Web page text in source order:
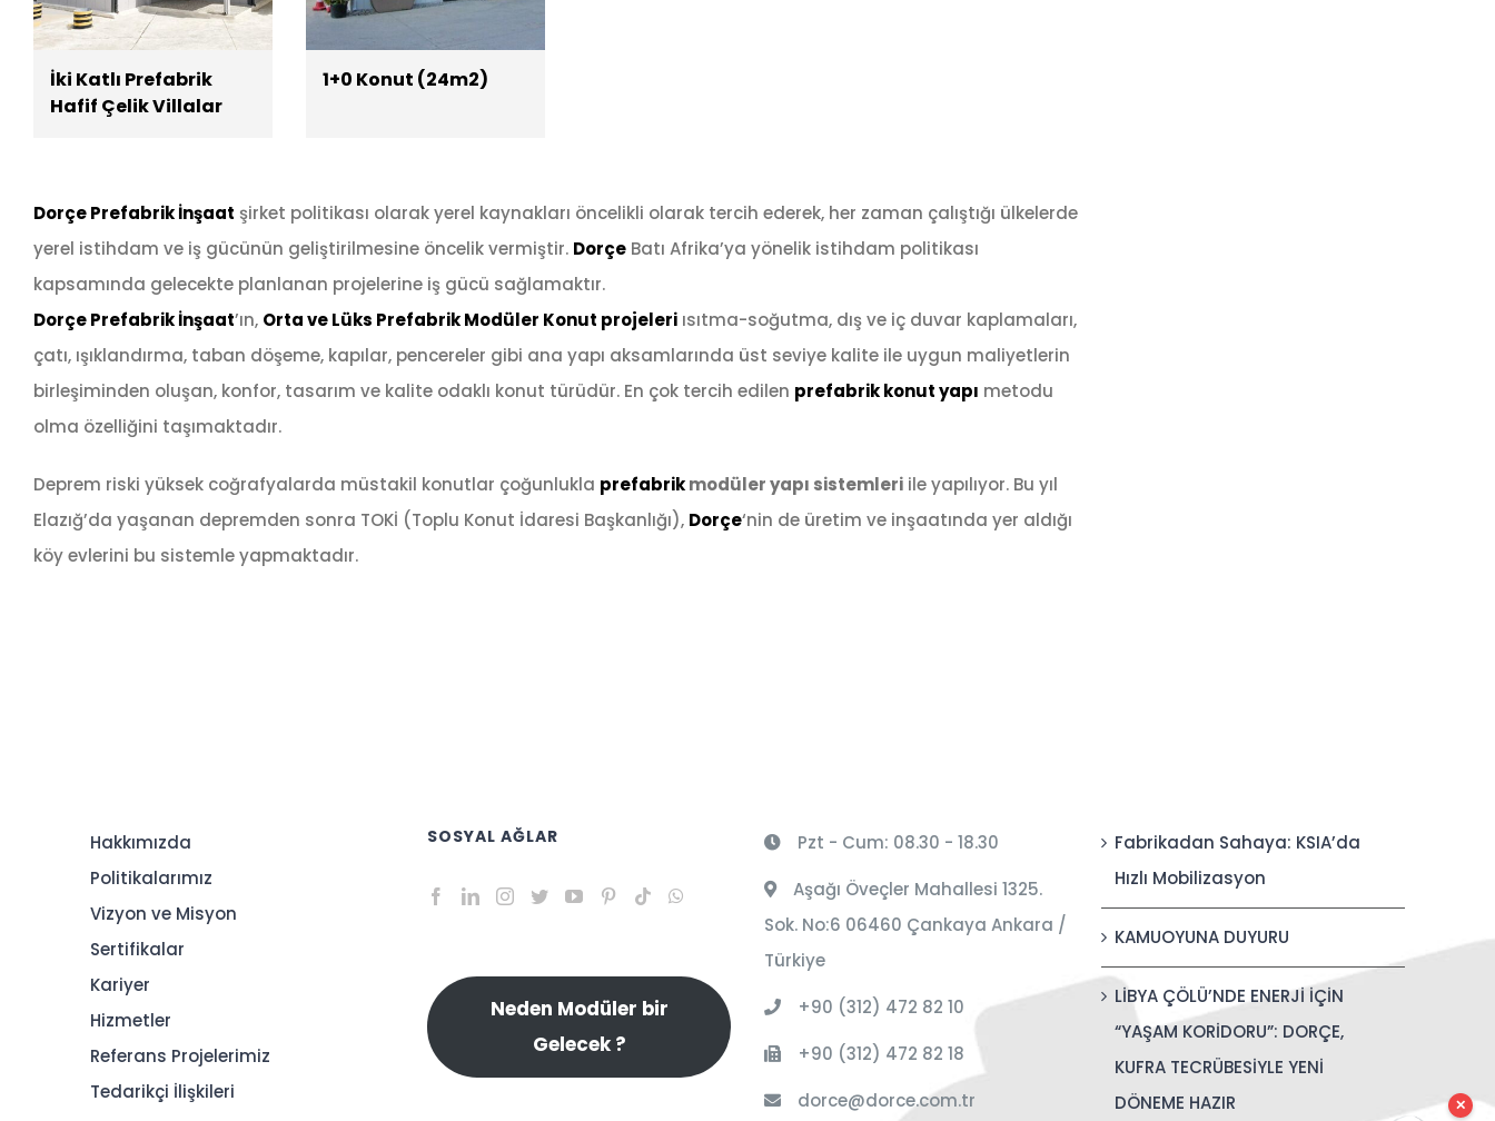
İki Katlı Prefabrik
Hafif Çelik Villalar
1+0 Konut (24m2)
DorçePrefabrikİnşaat şirket politikası olarak yerel kaynakları öncelikli olarak tercih ederek, her zaman çalıştığı ülkelerde
yerel istihdam ve iş gücünün geliştirilmesine öncelik vermiştir. DorçeBatı Afrika’ya yönelik istihdam politikası
kapsamında gelecekte planlanan projelerine iş gücü sağlamaktır.
DorçePrefabrikİnşaat’ın, Orta ve Lüks Prefabrik Modüler Konut projeleriısıtma-soğutma, dış ve iç duvar kaplamaları,
çatı, ışıklandırma, taban döşeme, kapılar, pencereler gibi ana yapı aksamlarında üst seviye kalite ile uygun maliyetlerin
birleşiminden oluşan, konfor, tasarım ve kalite odaklı konut türüdür. En çok tercih edilen prefabrikkonut yapı metodu
olma özelliğini taşımaktadır.
Deprem riski yüksek coğrafyalarda müstakil konutlar çoğunlukla prefabrikmodüler yapı sistemleriile yapılıyor. Bu yıl
Elazığ’da yaşanan depremden sonra TOKİ (Toplu Konut İdaresi Başkanlığı), Dorçe‘nin de üretim ve inşaatında yer aldığı
köy evlerini bu sistemle yapmaktadır.
Hakkımızda
Politikalarımız
Vizyon ve Misyon
Sertifikalar
Kariyer
Hizmetler
Referans Projelerimiz
Tedarikçi İlişkileri
SOSYAL AĞLAR
Neden Modüler bir
Gelecek ?
Pzt - Cum: 08.30 - 18.30
Aşağı Öveçler Mahallesi 1325.
Sok. No:6 06460 Çankaya Ankara /
Türkiye
+90 (312) 472 82 10
+90 (312) 472 82 18
dorce@dorce.com.tr
Fabrikadan Sahaya: KSIA’da
Hızlı Mobilizasyon
KAMUOYUNA DUYURU
LİBYA ÇÖLÜ’NDE ENERJİ İÇİN
“YAŞAM KORİDORU”: DORÇE,
KUFRA TECRÜBESİYLE YENİ
DÖNEME HAZIR
✕